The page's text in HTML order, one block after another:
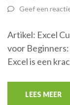
Geef een
Artikel: Excel
voor Beginners:
Excel is een
LEES MEER